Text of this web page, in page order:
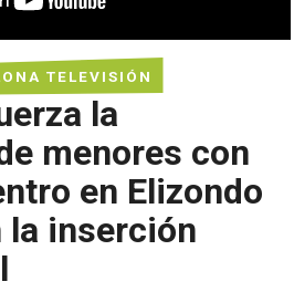
TELEVISIÓN
la
menores con
en Elizondo
la inserción